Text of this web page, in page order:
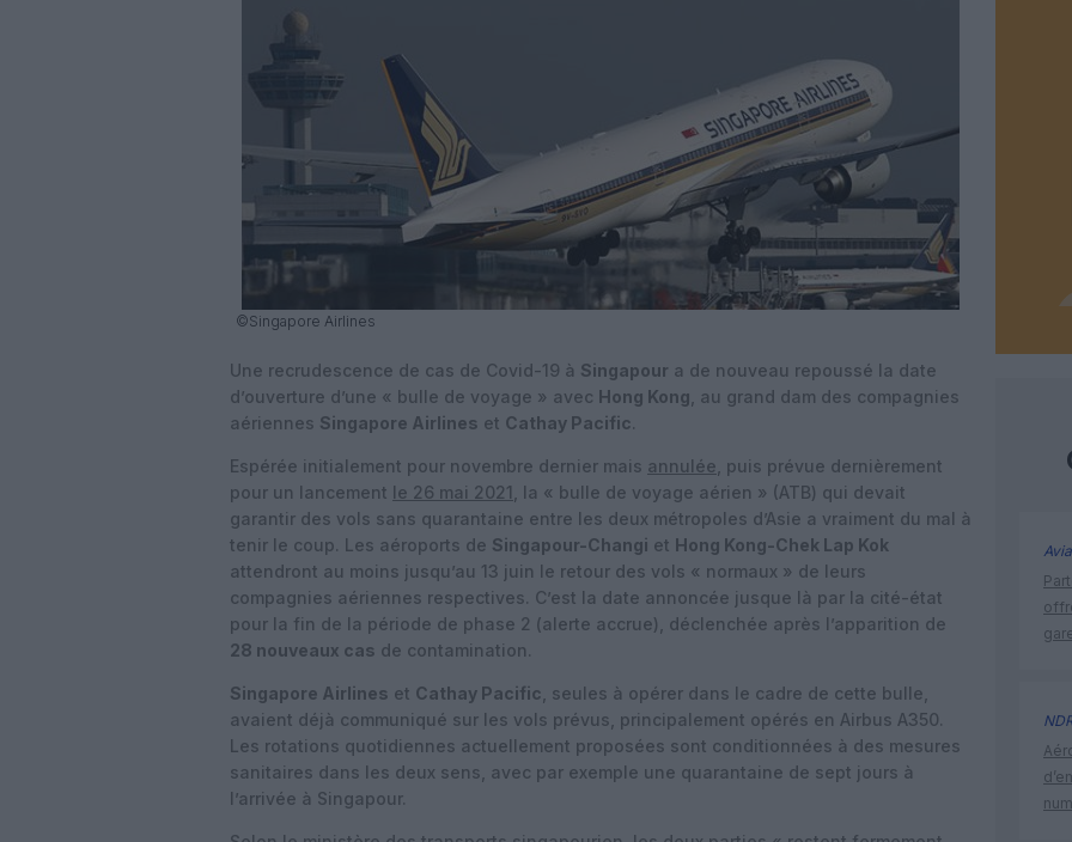
©Singapore Airlines
Une recrudescence de cas de Covid-19 à Singapour a de nouveau repoussé la date
d’ouverture d’une « bulle de voyage » avec Hong Kong , au grand dam des compagnies
aériennes Singapore Airlines et Cathay Pacific.
Espérée initialement pour novembre dernier mais annulée , puis prévue dernièrement
pour un lancement le 26 mai 2021
, la « bulle de voyage aérien » (ATB) qui devait
garantir des vols sans quarantaine entre les deux métropoles d’Asie a vraiment du mal à
tenir le coup. Les aéroports de Singapour-Changi et Hong Kong-Chek Lap Kok
attendront au moins jusqu’au 13 juin le retour des vols « normaux » de leurs
compagnies aériennes respectives. C’est la date annoncée jusque là par la cité-état
pour la fin de la période de phase 2 (alerte accrue), déclenchée après l’apparition de
28 nouveaux cas de contamination.
Singapore Airlines et Cathay Pacific , seules à opérer dans le cadre de cette bulle,
avaient déjà communiqué sur les vols prévus, principalement opérés en Airbus A350.
Les rotations quotidiennes actuellement proposées sont conditionnées à des mesures
sanitaires dans les deux sens, avec par exemple une quarantaine de sept jours à
l’arrivée à Singapour.